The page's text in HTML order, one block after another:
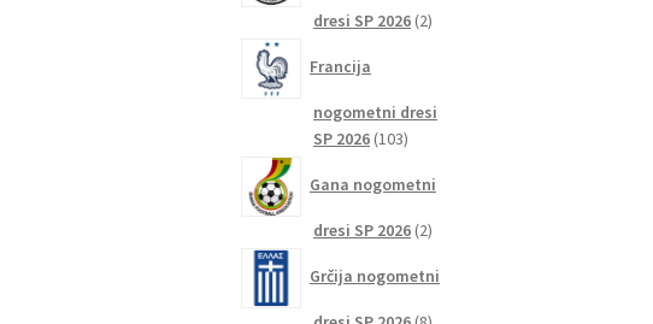
dresi SP 2026 22
Francija
nogometni dresi
SP 2026 103103
Gana nogometni
dresi SP 2026 22
Grčija nogometni